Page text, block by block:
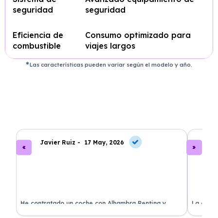
seguridad
seguridad
Eficiencia de
combustible
Consumo optimizado para
viajes largos
Las características pueden variar según el modelo y año.
Javier Ruiz - 17 May, 2026
He contratado un coche con Alhambra Renting y
estoy impresionado. Todo ha sido transparente y sin
La